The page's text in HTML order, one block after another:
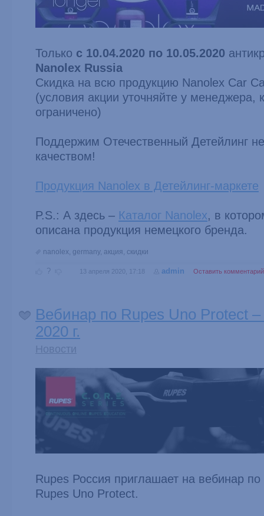
Только с 10.04.2020 по 10.05.2020
Nanolex Russia
Скидка на всю продукцию Nanolex Car
(условия акции уточняйте у менеджера,
ограничено)
Поддержим Отечественный Детейлинг
качеством!
Продукция Nanolex в Детейлинг-маркете
P.S.: А здесь – Каталог Nanolex, в
описана продукция немецкого бренда.
nanolex, germany, акция, скидки
? 13 апреля 2020, 17:18 admin Оставить комментарий
Вебинар по Rupes Uno Protect
2020 г.
Новости
Rupes Россия приглашает на вебинар
Rupes Uno Protect.